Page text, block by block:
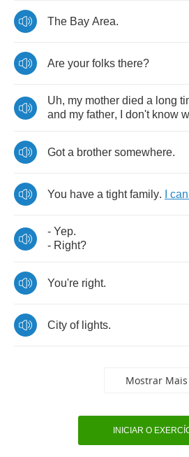
The Bay Area.
Are your folks there?
Uh, my mother died a long
and my father, don't know
Got a brother somewhere.
You have a tight family. can
- Yep.
- Right?
You're right.
City of lights.
Mostrar Mais
INICIAR O